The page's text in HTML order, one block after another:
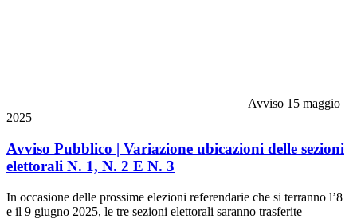
Avviso 15 maggio
2025
Avviso Pubblico | Variazione ubicazioni delle sezioni
elettorali N. 1, N. 2 E N. 3
In occasione delle prossime elezioni referendarie che si terranno l’8
e il 9 giugno 2025, le tre sezioni elettorali saranno trasferite